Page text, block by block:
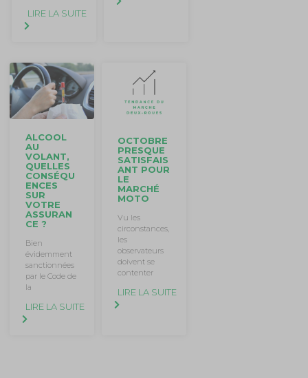
LIRE LA SUITE
ALCOOL
AU
VOLANT,
QUELLES
CONSÉQU
ENCES
SUR
VOTRE
ASSURAN
CE ?
Bien
évidemment
sanctionnées
par le Code de
la
LIRE LA SUITE
OCTOBRE
PRESQUE
SATISFAIS
ANT POUR
LE
MARCHÉ
MOTO
Vu les
circonstances,
les
observateurs
doivent se
contenter
LIRE LA SUITE